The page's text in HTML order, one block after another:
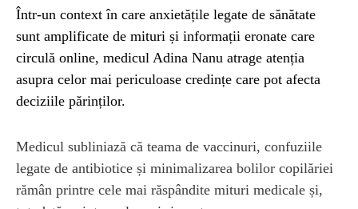
Într-un context în care anxietățile legate de sănătate
sunt amplificate de mituri și informații eronate care
circulă online, medicul Adina Nanu atrage atenția
asupra celor mai periculoase credințe care pot afecta
deciziile părinților.
Medicul subliniază că teama de vaccinuri, confuziile
legate de antibiotice și minimalizarea bolilor copilăriei
rămân printre cele mai răspândite mituri medicale și,